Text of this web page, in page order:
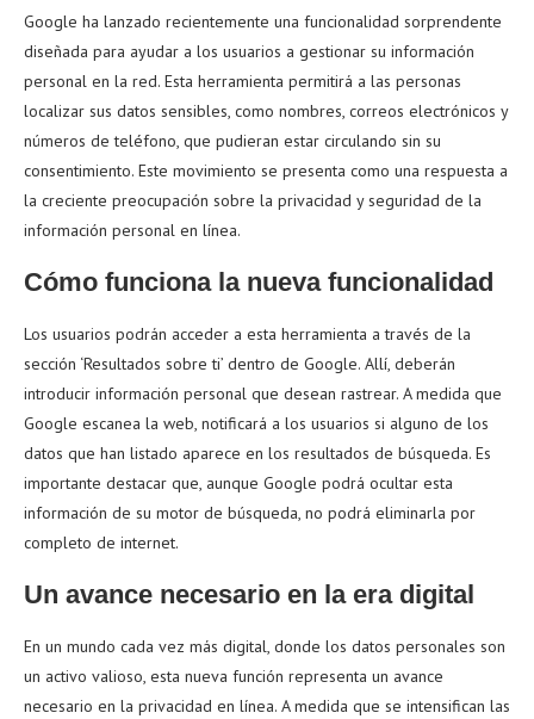
Google ha lanzado recientemente una funcionalidad sorprendente
diseñada para ayudar a los usuarios a gestionar su información
personal en la red. Esta herramienta permitirá a las personas
localizar sus datos sensibles, como nombres, correos electrónicos y
números de teléfono, que pudieran estar circulando sin su
consentimiento. Este movimiento se presenta como una respuesta a
la creciente preocupación sobre la privacidad y seguridad de la
información personal en línea.
Cómo funciona la nueva funcionalidad
Los usuarios podrán acceder a esta herramienta a través de la
sección ‘Resultados sobre ti’ dentro de Google. Allí, deberán
introducir información personal que desean rastrear. A medida que
Google escanea la web, notificará a los usuarios si alguno de los
datos que han listado aparece en los resultados de búsqueda. Es
importante destacar que, aunque Google podrá ocultar esta
información de su motor de búsqueda, no podrá eliminarla por
completo de internet.
Un avance necesario en la era digital
En un mundo cada vez más digital, donde los datos personales son
un activo valioso, esta nueva función representa un avance
necesario en la privacidad en línea. A medida que se intensifican las